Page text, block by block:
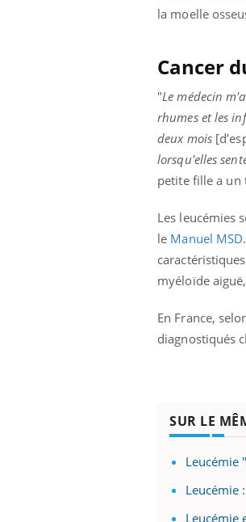
la moelle
Cancer
"Le médecin
rhumes et les
deux mois
lorsqu'elles
petite fille a un
Les leucémies
le Manuel MSD
myéloïde
En France,
diagnostiqués
SUR LE
Leucémie
Leucémie
Leucémie